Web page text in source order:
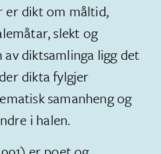
er dikt om måltid,
slekt og
av diktsamlinga ligg det
dikta fylgjer
samanheng og
i halen.